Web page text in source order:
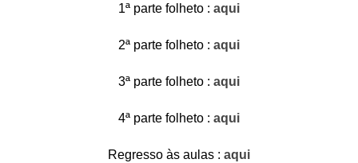
1ª parte folheto : aqui
2ª parte folheto : aqui
3ª parte folheto : aqui
4ª parte folheto : aqui
Regresso às aulas : aqui